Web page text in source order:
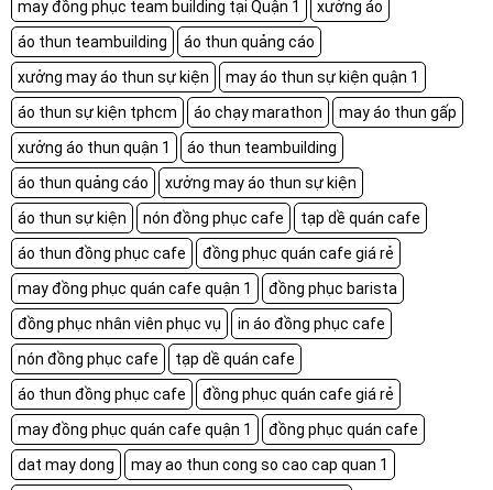
may đồng phục team building tại Quận 1
xưởng áo
áo thun teambuilding
áo thun quảng cáo
xưởng may áo thun sự kiện
may áo thun sự kiện quận 1
áo thun sự kiện tphcm
áo chạy marathon
may áo thun gấp
xưởng áo thun quận 1
áo thun teambuilding
áo thun quảng cáo
xưởng may áo thun sự kiện
áo thun sự kiện
nón đồng phục cafe
tạp dề quán cafe
áo thun đồng phục cafe
đồng phục quán cafe giá rẻ
may đồng phục quán cafe quận 1
đồng phục barista
đồng phục nhân viên phục vụ
in áo đồng phục cafe
nón đồng phục cafe
tạp dề quán cafe
áo thun đồng phục cafe
đồng phục quán cafe giá rẻ
may đồng phục quán cafe quận 1
đồng phục quán cafe
dat may dong
may ao thun cong so cao cap quan 1